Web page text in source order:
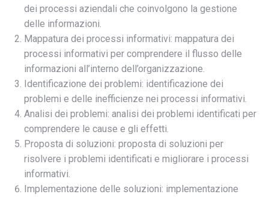
dei processi aziendali che coinvolgono la gestione
delle informazioni.
Mappatura dei processi informativi: mappatura dei
processi informativi per comprendere il flusso delle
informazioni all’interno dell’organizzazione.
Identificazione dei problemi: identificazione dei
problemi e delle inefficienze nei processi informativi.
Analisi dei problemi: analisi dei problemi identificati per
comprendere le cause e gli effetti.
Proposta di soluzioni: proposta di soluzioni per
risolvere i problemi identificati e migliorare i processi
informativi.
Implementazione delle soluzioni: implementazione